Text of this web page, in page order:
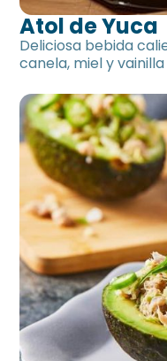
Atol de Yuca
Deliciosa bebida
canela, miel y vainilla